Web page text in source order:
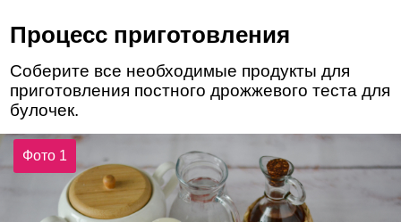
Процесс приготовления
Соберите все необходимые продукты для
приготовления постного дрожжевого теста для
булочек.
Фото 1